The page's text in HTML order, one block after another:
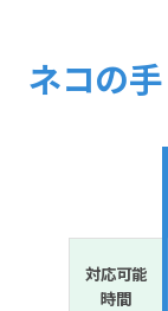
ネコの手
対応可能
時間